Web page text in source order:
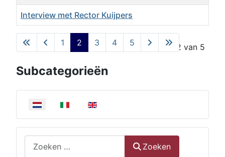
Selecteer de taal
Zoeken
Artikelen
Interview met Rector Kuijpers
Pagina 2 van 5
1 2 3 4 5
Subcategorieën